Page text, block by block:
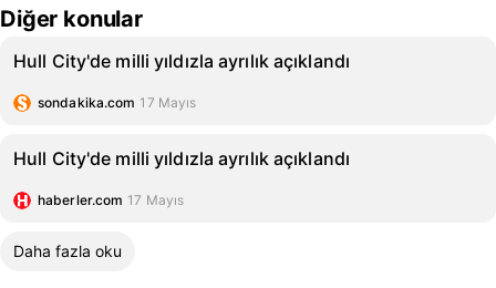
Diğer konular
Hull City'de milli yıldızla ayrılık açıklandı
sondakika.com 17 Mayıs
Hull City'de milli yıldızla ayrılık açıklandı
haberler.com 17 Mayıs
Daha fazla oku